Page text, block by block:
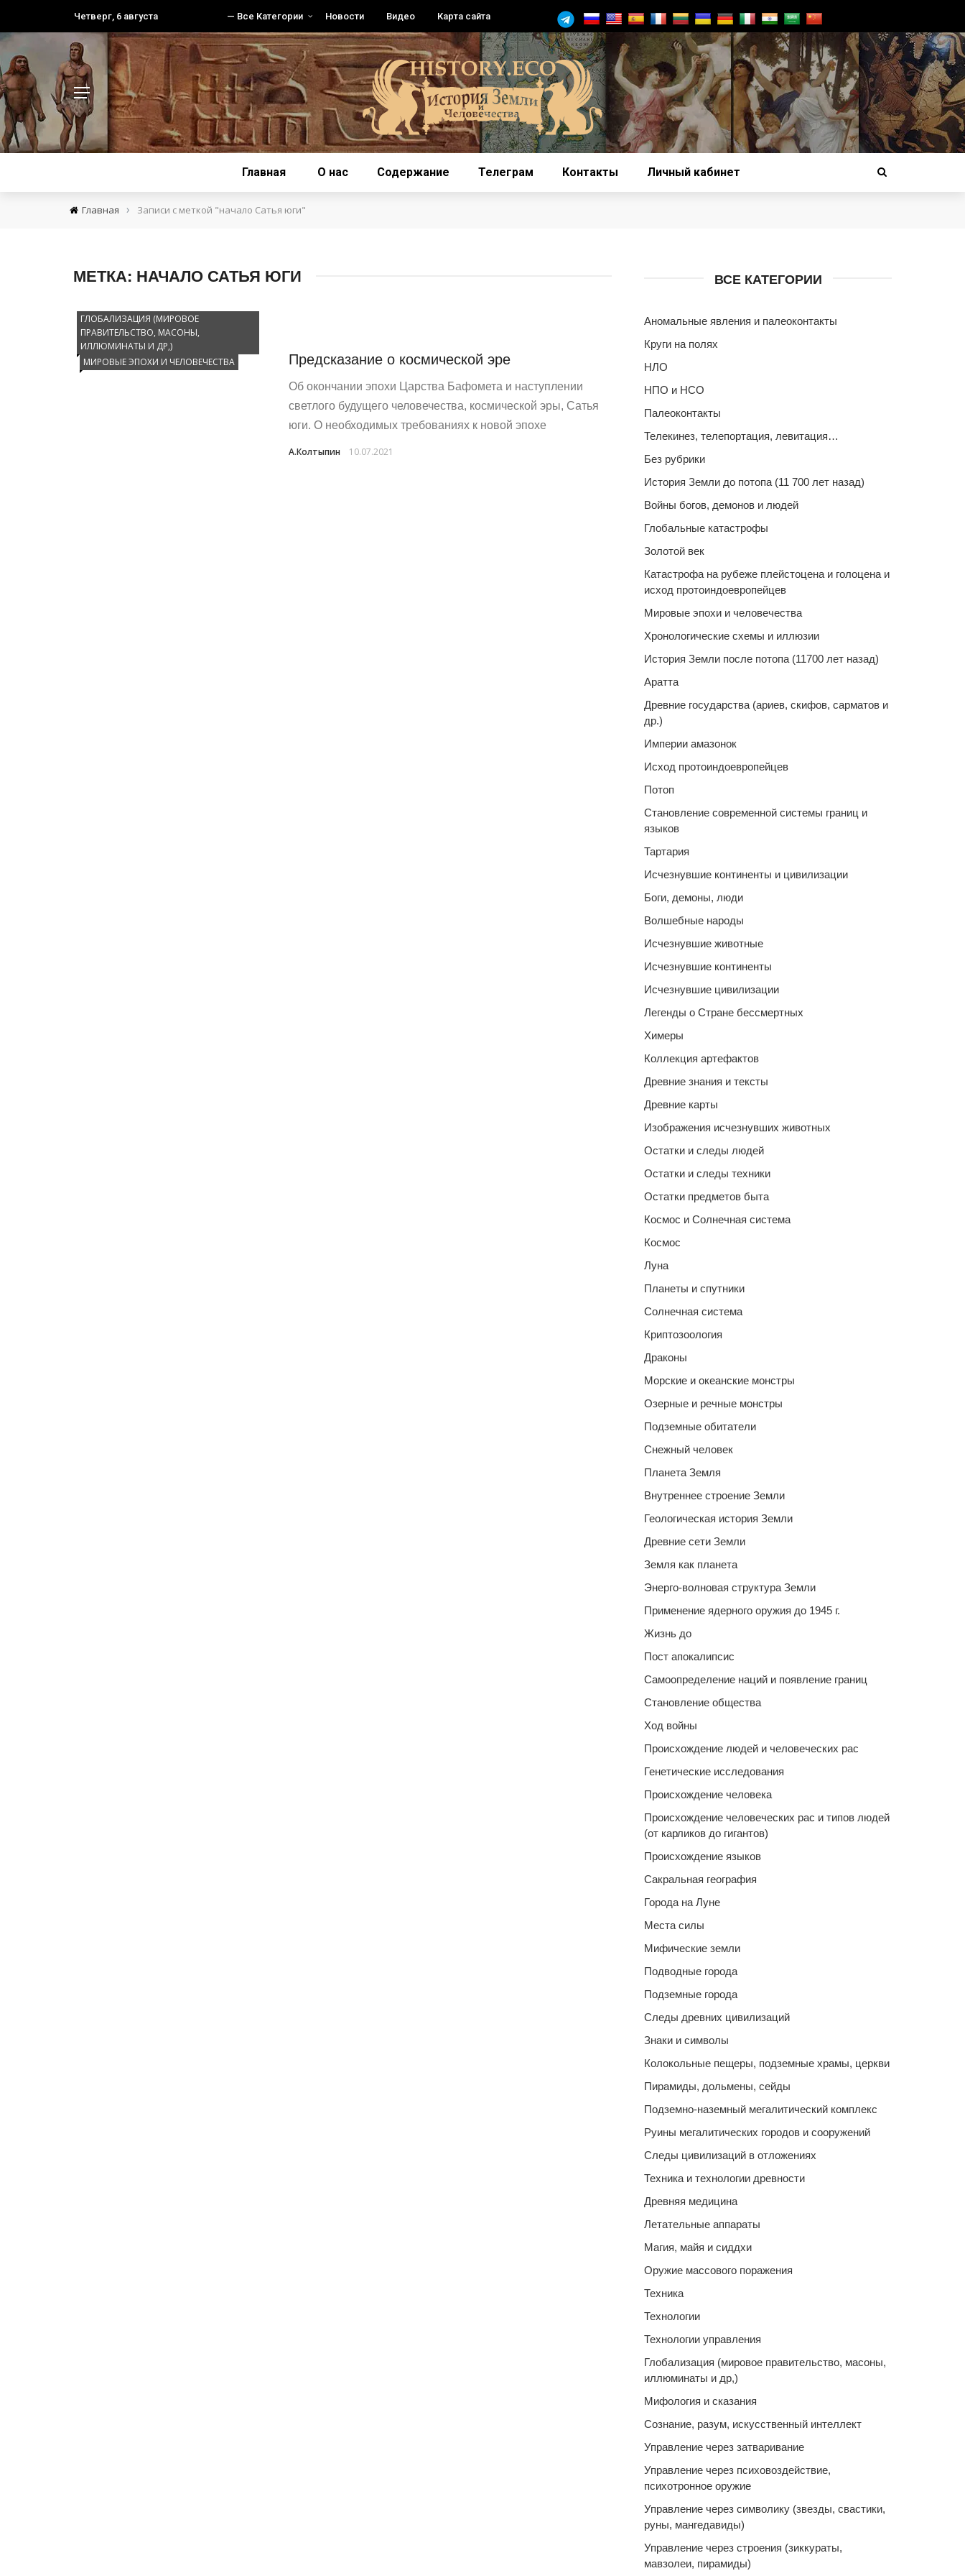
Четверг, 6 августа — Все Категории Новости Видео Карта сайта
Главная О нас Содержание Телеграм Контакты Личный кабинет
Главная › Записи с меткой "начало Сатья юги"
МЕТКА: НАЧАЛО САТЬЯ ЮГИ
ГЛОБАЛИЗАЦИЯ (МИРОВОЕ
ПРАВИТЕЛЬСТВО, МАСОНЫ,
ИЛЛЮМИНАТЫ И ДР,)
МИРОВЫЕ ЭПОХИ И ЧЕЛОВЕЧЕСТВА
Предсказание о космической эре
Об окончании эпохи Царства Бафомета и наступлении
светлого будущего человечества, космической эры, Сатья
юги. О необходимых требованиях к новой эпохе
А.Колтыпин 10.07.2021
ВСЕ КАТЕГОРИИ
Аномальные явления и палеоконтакты
Круги на полях
НЛО
НПО и НСО
Палеоконтакты
Телекинез, телепортация, левитация…
Без рубрики
История Земли до потопа (11 700 лет назад)
Войны богов, демонов и людей
Глобальные катастрофы
Золотой век
Катастрофа на рубеже плейстоцена и голоцена и
исход протоиндоевропейцев
Мировые эпохи и человечества
Хронологические схемы и иллюзии
История Земли после потопа (11700 лет назад)
Аратта
Древние государства (ариев, скифов, сарматов и
др.)
Империи амазонок
Исход протоиндоевропейцев
Потоп
Становление современной системы границ и
языков
Тартария
Исчезнувшие континенты и цивилизации
Боги, демоны, люди
Волшебные народы
Исчезнувшие животные
Исчезнувшие континенты
Исчезнувшие цивилизации
Легенды о Стране бессмертных
Химеры
Коллекция артефактов
Древние знания и тексты
Древние карты
Изображения исчезнувших животных
Остатки и следы людей
Остатки и следы техники
Остатки предметов быта
Космос и Солнечная система
Космос
Луна
Планеты и спутники
Солнечная система
Криптозоология
Драконы
Морские и океанские монстры
Озерные и речные монстры
Подземные обитатели
Снежный человек
Планета Земля
Внутреннее строение Земли
Геологическая история Земли
Древние сети Земли
Земля как планета
Энерго-волновая структура Земли
Применение ядерного оружия до 1945 г.
Жизнь до
Пост апокалипсис
Самоопределение наций и появление границ
Становление общества
Ход войны
Происхождение людей и человеческих рас
Генетические исследования
Происхождение человека
Происхождение человеческих рас и типов людей
(от карликов до гигантов)
Происхождение языков
Сакральная география
Города на Луне
Места силы
Мифические земли
Подводные города
Подземные города
Следы древних цивилизаций
Знаки и символы
Колокольные пещеры, подземные храмы, церкви
Пирамиды, дольмены, сейды
Подземно-наземный мегалитический комплекс
Руины мегалитических городов и сооружений
Следы цивилизаций в отложениях
Техника и технологии древности
Древняя медицина
Летательные аппараты
Магия, майя и сиддхи
Оружие массового поражения
Техника
Технологии
Технологии управления
Глобализация (мировое правительство, масоны,
иллюминаты и др,)
Мифология и сказания
Сознание, разум, искусственный интеллект
Управление через затваривание
Управление через психовоздействие,
психотронное оружие
Управление через символику (звезды, свастики,
руны, мангедавиды)
Управление через строения (зиккураты,
мавзолеи, пирамиды)